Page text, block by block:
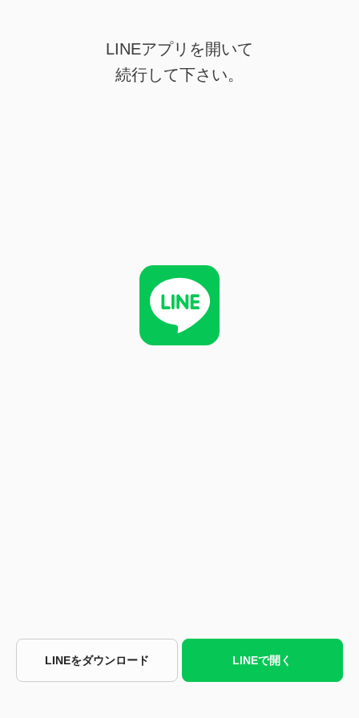
LINEアプリを開いて
続行して下さい。
LINEをダウンロード LINEで開く